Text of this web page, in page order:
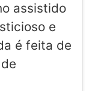
assistido
e
é feita de